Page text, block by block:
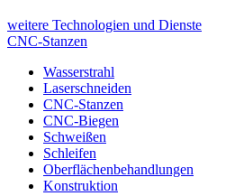
weitere Technologien und Dienste
CNC-Stanzen
Wasserstrahl
Laserschneiden
CNC-Stanzen
CNC-Biegen
Schweißen
Schleifen
Oberflächenbehandlungen
Konstruktion